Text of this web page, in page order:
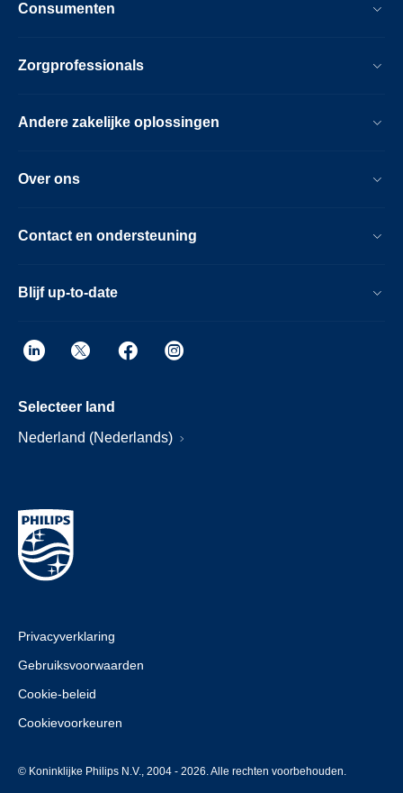
Consumenten
Zorgprofessionals
Andere zakelijke oplossingen
Over ons
Contact en ondersteuning
Blijf up-to-date
Selecteer land
Nederland (Nederlands)
Privacyverklaring
Gebruiksvoorwaarden
Cookie-beleid
Cookievoorkeuren
© Koninklijke Philips N.V., 2004 - 2026. Alle rechten voorbehouden.